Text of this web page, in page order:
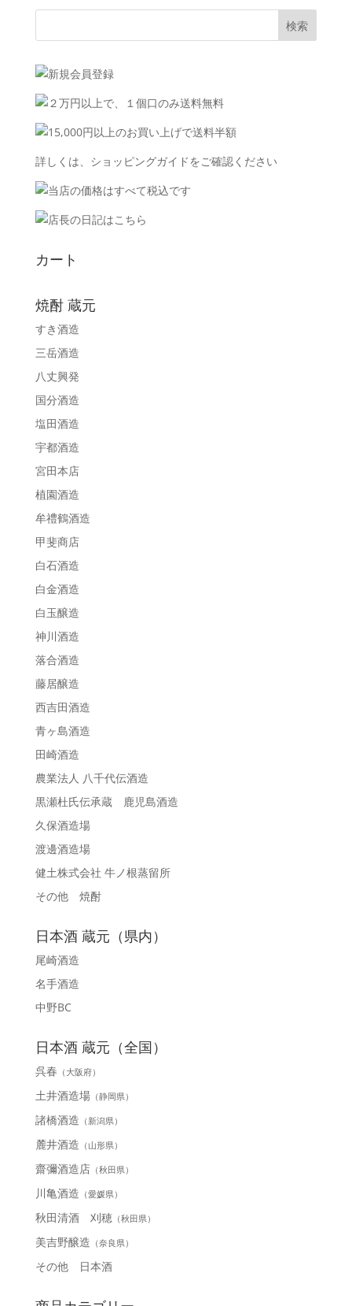
詳しくは、 ショッピングガイドをご確認ください
カート
焼酎 蔵元
すき酒造
三岳酒造
八丈興発
国分酒造
塩田酒造
宇都酒造
宮田本店
植園酒造
牟禮鶴酒造
甲斐商店
白石酒造
白金酒造
白玉醸造
神川酒造
落合酒造
藤居醸造
西吉田酒造
青ヶ島酒造
田崎酒造
農業法人 八千代伝酒造
黒瀬杜氏伝承蔵 鹿児島酒造
久保酒造場
渡邊酒造場
健土株式会社 牛ノ根蒸留所
その他 焼酎
日本酒 蔵元（県内）
尾崎酒造
名手酒造
中野BC
日本酒 蔵元（全国）
呉春 （大阪府）
土井酒造場（静岡県）
諸橋酒造 （新潟県）
麓井酒造 （山形県）
齋彌酒造店（秋田県）
川亀酒造 （愛媛県）
秋田清酒 刈穂（秋田県）
美吉野醸造 （奈良県）
その他 日本酒